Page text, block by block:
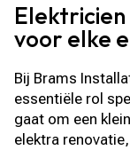
voor elke
Bij Brams
essentiële rol
gaat om een
elektra